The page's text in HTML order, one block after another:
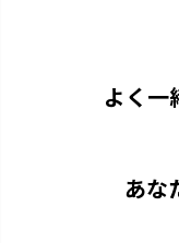
よく一
あな